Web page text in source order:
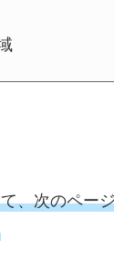
、次のペー